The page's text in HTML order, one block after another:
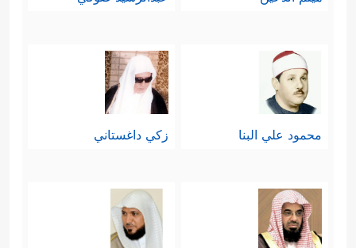
محمود علي البنا زكي داغستاني